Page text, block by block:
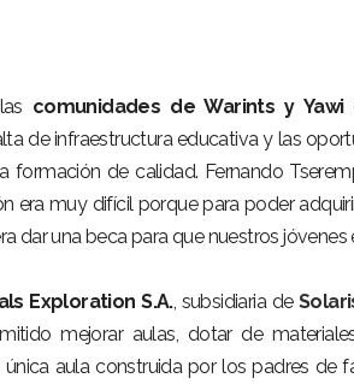
comunidades de Warints y Yawi
de infraestructura educativa y las
formación de calidad. Fernando
era muy difícil porque para poder
dar una beca para que nuestros jóvenes
Exploration S.A., subsidiaria de
mejorar aulas, dotar de
única aula construida por los padres de